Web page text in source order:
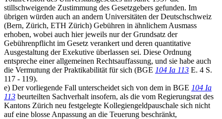
stillschweigende Zustimmung des Gesetzgebers gefunden. Im
übrigen würden auch an andern Universitäten der Deutschschweiz
(Bern, Zürich, ETH Zürich) Gebühren in ähnlichem Ausmass
erhoben, wobei auch hier jeweils nur der Grundsatz der
Gebührenpflicht im Gesetz verankert und deren quantitative
Ausgestaltung der Exekutive überlassen sei. Diese Ordnung
entspreche einer allgemeinen Rechtsauffassung, und sie habe auch
die Vermutung der Praktikabilität für sich (BGE 104 Ia 113 E. 4 S.
117 - 119).
e) Der vorliegende Fall unterscheidet sich von dem in BGE 104 Ia
113 beurteilten Sachverhalt insofern, als die vom Regierungsrat des
Kantons Zürich neu festgelegte Kollegiengeldpauschale sich nicht
auf eine blosse Anpassung an die Teuerung beschränkt,